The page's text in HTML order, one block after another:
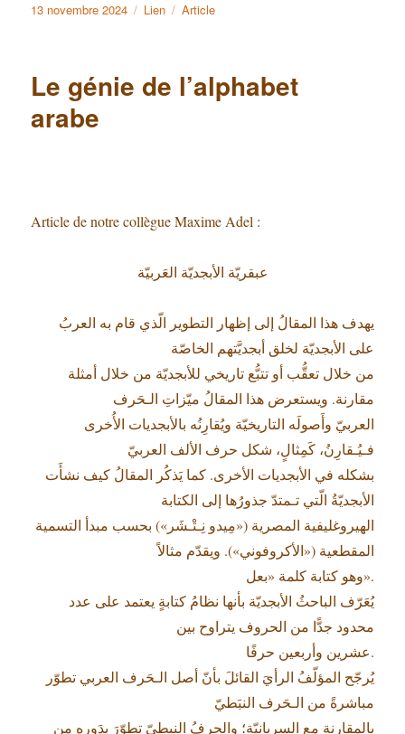
Publié
13 novembre 2024 Format
Lien Catégories
Article
Le génie de l’alphabet
arabe
Article de notre collègue Maxime Adel :
عبقريّة الأبجديّة العَربيّة
يهدف هذا المقالُ إلى إظهار التطوير الّذي قام به العربُ
على الأبجديّة لخلق أبجديَّتهم الخاصّة
من خلال تعقُّب أو تتبُّع تاريخي للأبجديّة من خلال أمثلة
مقارنة. ويستعرض هذا المقالُ ميّزاتِ الـحَرف
العربيّ وأَصولَه التاريخيّة ويُقارِنُه بالأبجديات الأُخرى
فـيُـقارِنُ، كَمِثالٍ، شكل حرف الألف العربيّ
بشكله في الأبجديات الأخرى. كما يَذكُر المقالُ كيف نشأَت
الأبجديّةُ الّتي تـمتدّ جذورُها إلى الكتابة
الهيروغليفية المصرية («مِيدو نِـتْـشَر») بحسب مبدأ التسمية
المقطعية («الأكروفوني»). ويقدّم مثالاً
وهو كتابة كلمة «بعل».
يُعَرّف الباحثُ الأبجديّة بأنها نظامُ كتابةٍ يعتمد على عدد
محدود جدًّا من الحروف يتراوح بين
عشرين وأربعين حرفًا.
يُرجّح المؤلّفُ الرأيَ القائلَ بأنّ أصل الـحَرف العربي تطوّر
مباشرةً من الـحَرف النبَطيّ
بالمقارنة مع السريانيّة؛ والحرفُ النبطيّ تطوّرَ بدَورِه من